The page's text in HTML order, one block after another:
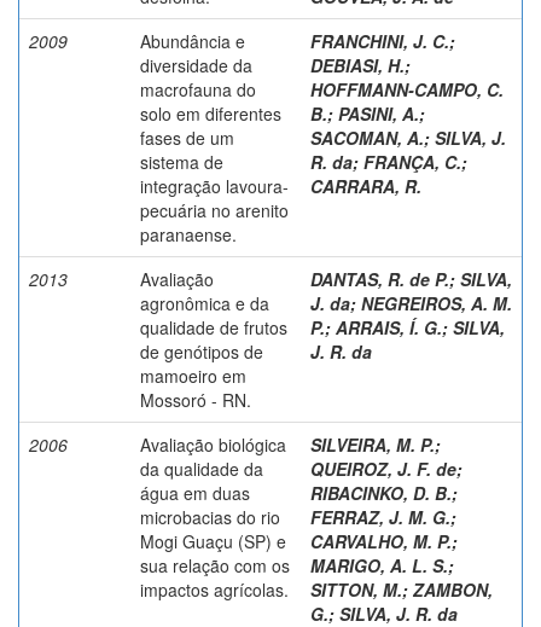
2009
Abundância e
diversidade da
macrofauna do
solo em diferentes
fases de um
sistema de
integração lavoura-
pecuária no arenito
paranaense.
FRANCHINI, J. C.;
DEBIASI, H.;
HOFFMANN-CAMPO, C.
B.; PASINI, A.;
SACOMAN, A.; SILVA, J.
R. da; FRANÇA, C.;
CARRARA, R.
2013
Avaliação
agronômica e da
qualidade de frutos
de genótipos de
mamoeiro em
Mossoró - RN.
DANTAS, R. de P.; SILVA,
J. da; NEGREIROS, A. M.
P.; ARRAIS, Í. G.; SILVA,
J. R. da
2006
Avaliação biológica
da qualidade da
água em duas
microbacias do rio
Mogi Guaçu (SP) e
sua relação com os
impactos agrícolas.
SILVEIRA, M. P.;
QUEIROZ, J. F. de;
RIBACINKO, D. B.;
FERRAZ, J. M. G.;
CARVALHO, M. P.;
MARIGO, A. L. S.;
SITTON, M.; ZAMBON,
G.; SILVA, J. R. da